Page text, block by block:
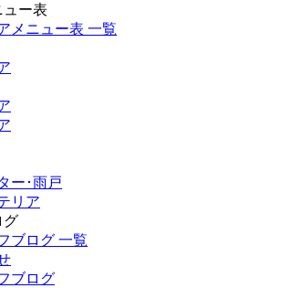
ュー表
メニュー表 一覧
ー･雨戸
リア
グ
ブログ 一覧
ブログ